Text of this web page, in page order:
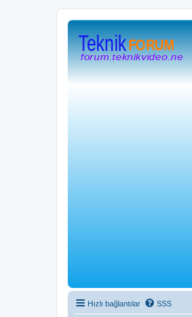
Hızlı bağlantılar SSS